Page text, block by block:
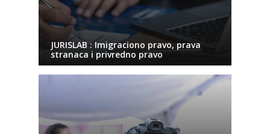
JURISLAB : Imigraciono pravo, prava
stranaca i privredno pravo